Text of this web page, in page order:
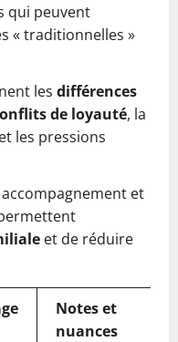
qui peuvent
« traditionnelles »
les différences
de loyauté, la
les pressions
et
et de réduire
Notes et
nuances